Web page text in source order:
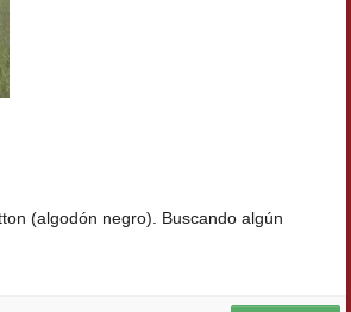
(algodón negro). Buscando algún